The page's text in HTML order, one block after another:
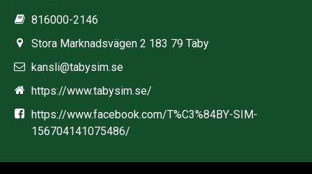
816000-2146
Stora Marknadsvägen 2 183 79 Täby
kansli@tabysim.se
https://www.tabysim.se/
https://www.facebook.com/T%C3%84BY-SIM-
156704141075486/